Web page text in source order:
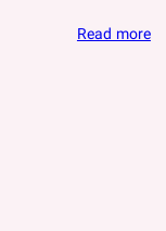
Read more